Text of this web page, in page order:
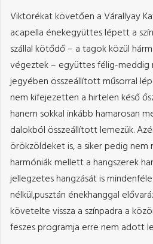
Viktorékat követően a Várallyay
acapella énekegyüttes lépett a
szállal kötődő – a tagok közül
végeztek – együttes félig-meddig
jegyében összeállított műsorral
nem kifejezetten a hirtelen késő
hanem sokkal inkább hamarosan
dalokból összeállított lemezük.
örökzöldeket is, a siker pedig
harmóniák mellett a hangszerek
jellegzetes hangzását is
nélkül,pusztán énekhanggal
követelte vissza a színpadra a
feszes programja erre nem adott